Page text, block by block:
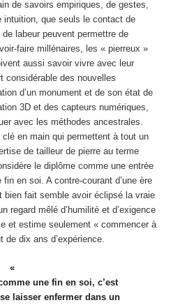
de savoirs empiriques, de gestes,
intuition, que seuls le contact de
labeur peuvent permettre de
faire millénaires, les « pierreux »
aussi savoir vivre avec leur
considérable des nouvelles
d’un monument et de son état de
3D et des capteurs numériques,
avec les méthodes ancestrales.
en main qui permettent à tout un
de tailleur de pierre au terme
le diplôme comme une entrée
en soi. A contre-courant d’une ère
fait semble avoir éclipsé la vraie
regard mêlé d’humilité et d’exigence
et estime seulement « commencer à
de dix ans d’expérience.
une fin en soi, c’est
laisser enfermer dans un